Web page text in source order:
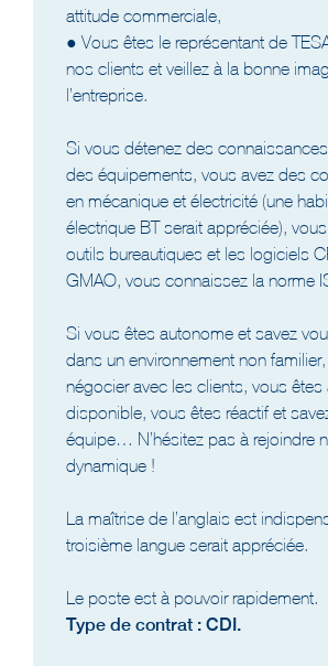
attitude commerciale,
● Vous êtes le représentant de
nos clients et veillez à la bonne
l’entreprise.
Si vous détenez des
des équipements, vous avez des
en mécanique et électricité (une
électrique BT serait appréciée),
outils bureautiques et les logiciels
GMAO, vous connaissez la norme
Si vous êtes autonome et savez
dans un environnement non
négocier avec les clients, vous êtes
disponible, vous êtes réactif et
équipe… N’hésitez pas à rejoindre
dynamique !
La maîtrise de l’anglais est
troisième langue serait appréciée.
Le poste est à pouvoir rapidement.
Type de contrat : CDI.